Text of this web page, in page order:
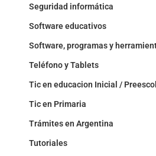
Seguridad informática
Software educativos
Software, programas y
Teléfono y Tablets
Tic en educacion Inicial /
Tic en Primaria
Trámites en Argentina
Tutoriales